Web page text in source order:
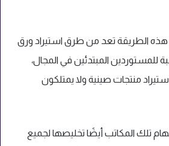
هذه الطريقة تعد من طرق استيراد ورق
للمستوردين المبتدئين في المجال،
استيراد منتجات صينية ولا يمتلكون
تلك المكاتب أيضًا تخليصها لجميع